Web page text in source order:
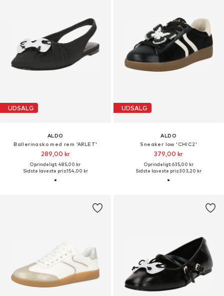
UDSALG
ALDO
Ballerinasko med rem 'ARLET'
289,00 kr
Oprindeligt: 485,00 kr
Sidste laveste pris:154,00 kr
UDSALG
ALDO
Sneaker low 'CHIC2'
379,00 kr
Oprindeligt: 635,00 kr
Sidste laveste pris:303,20 kr